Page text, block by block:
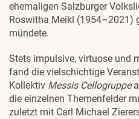
ehemaligen Salzburger
Roswitha Meikl (1954–2021)
mündete.
Stets impulsive, virtuose und
fand die vielschichtige
Kollektiv Messis Cellogruppe
die einzelnen Themenfelder
zuletzt mit Carl Michael